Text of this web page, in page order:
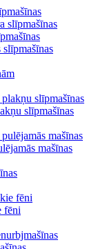
slīpmašīnas
slīpmašīnas
slīpmašīnas
mašīnas
mašīnas
fēni
fēni